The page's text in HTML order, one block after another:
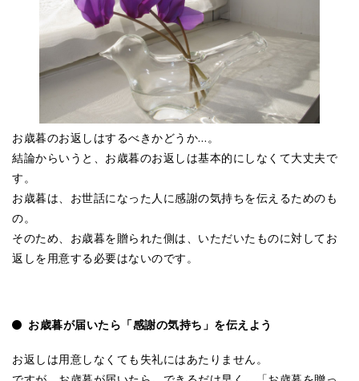
お歳暮のお返しはするべきかどうか…。
結論からいうと、お歳暮のお返しは基本的にしなくて大丈夫で
す。
お歳暮は、お世話になった人に感謝の気持ちを伝えるためのも
の。
そのため、お歳暮を贈られた側は、いただいたものに対してお
返しを用意する必要はないのです。
お歳暮が届いたら「感謝の気持ち」を伝えよう
お返しは用意しなくても失礼にはあたりません。